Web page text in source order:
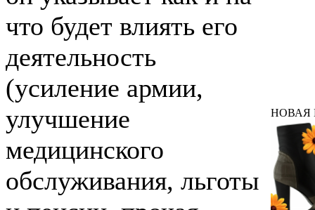
что будет влиять его
деятельность
(усиление армии,
улучшение
медицинского
обслуживания, льготы
НОВАЯ